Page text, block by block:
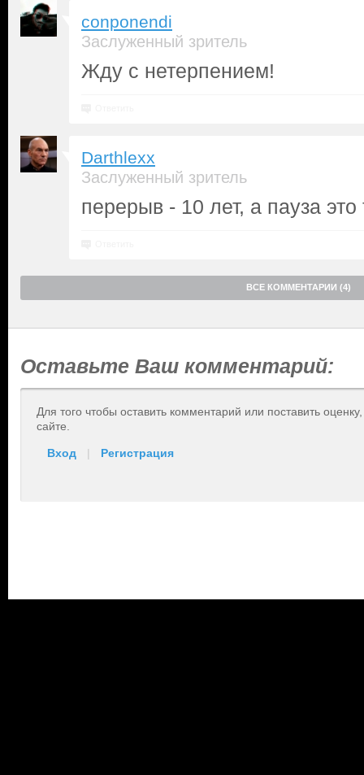
conponendi
Заслуженный зритель
Жду с нетерпением!
Darthlexx
Заслуженный зритель
перерыв - 10 лет, а пауза это
ВСЕ КОММЕНТАРИИ (4)
Оставьте Ваш комментарий:
Для того чтобы оставить комментарий или поставить
сайте.
Вход | Регистрация